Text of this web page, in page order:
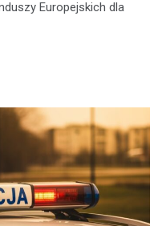
Europejskich dla